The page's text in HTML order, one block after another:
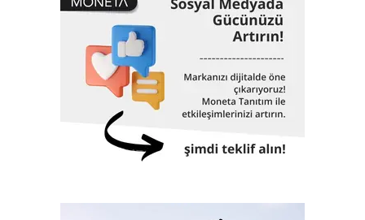
de imza atıyor. 61 yıllık tarihinde altmış biri aşkın dev proje,
Türk Loydu’nun da imzası ve çalışmalarıyla hayata geçti.
İstanbul Havalimanı, Akkuyu Nükleer Güç Santrali, Yavuz
Sultan Selim Köprüsü, Osman Gazi Köprüsü, 1915
Çanakkale Köprüsü, Yüksek Hızlı Tren, TCG Anadolu
Gemisi, Nene Hatun Sondaj Gemisi, Rize-Artvin Havalimanı,
birçok futbol stadyumu bunlardan sadece birkaçıdır.
Klaslama, yasal sertifikasyon, test, muayene,